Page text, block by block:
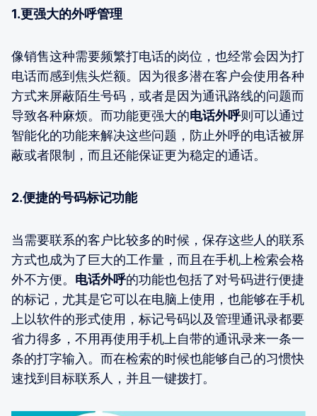
1.更强大的外呼管理
像销售这种需要频繁打电话的岗位，也经常会因为打
电话而感到焦头烂额。因为很多潜在客户会使用各种
方式来屏蔽陌生号码，或者是因为通讯路线的问题而
导致各种麻烦。而功能更强大的电话外呼则可以通过
智能化的功能来解决这些问题，防止外呼的电话被屏
蔽或者限制，而且还能保证更为稳定的通话。
2.便捷的号码标记功能
当需要联系的客户比较多的时候，保存这些人的联系
方式也成为了巨大的工作量，而且在手机上检索会格
外不方便。 电话外呼的功能也包括了对号码进行便捷
的标记，尤其是它可以在电脑上使用，也能够在手机
上以软件的形式使用，标记号码以及管理通讯录都要
省力得多，不用再使用手机上自带的通讯录来一条一
条的打字输入。而在检索的时候也能够自己的习惯快
速找到目标联系人，并且一键拨打。